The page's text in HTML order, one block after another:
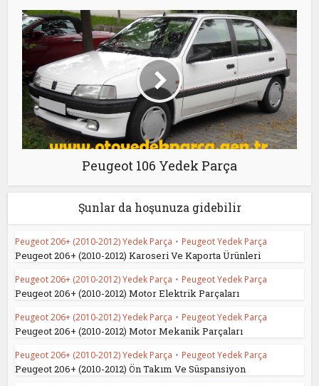
Peugeot 106 Yedek Parça
Şunlar da hoşunuza gidebilir
Peugeot 206+ (2010-2012) Yedek Parça • Peugeot Yedek Parça
Peugeot 206+ (2010-2012) Karoseri Ve Kaporta Ürünleri
Peugeot 206+ (2010-2012) Yedek Parça • Peugeot Yedek Parça
Peugeot 206+ (2010-2012) Motor Elektrik Parçaları
Peugeot 206+ (2010-2012) Yedek Parça • Peugeot Yedek Parça
Peugeot 206+ (2010-2012) Motor Mekanik Parçaları
Peugeot 206+ (2010-2012) Yedek Parça • Peugeot Yedek Parça
Peugeot 206+ (2010-2012) Ön Takım Ve Süspansiyon